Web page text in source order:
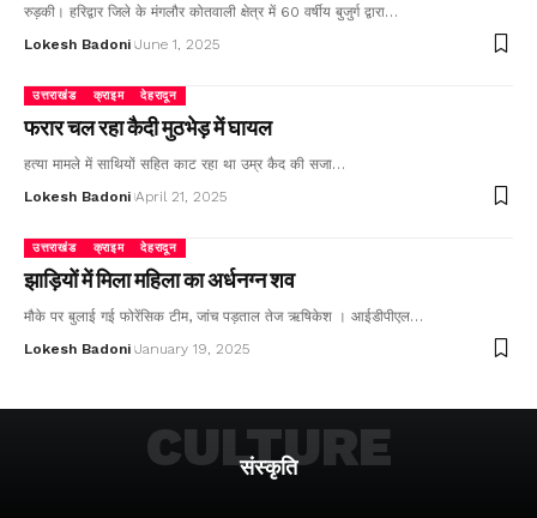
रुड़की। हरिद्वार जिले के मंगलौर कोतवाली क्षेत्र में 60 वर्षीय बुजुर्ग द्वारा…
Lokesh Badoni June 1, 2025
उत्तराखंड क्राइम देहरादून
फरार चल रहा कैदी मुठभेड़ में घायल
हत्या मामले में साथियों सहित काट रहा था उम्र कैद की सजा…
Lokesh Badoni April 21, 2025
उत्तराखंड क्राइम देहरादून
झाड़ियों में मिला महिला का अर्धनग्न शव
मौके पर बुलाई गई फोरेंसिक टीम, जांच पड़ताल तेज ऋषिकेश । आईडीपीएल…
Lokesh Badoni January 19, 2025
संस्कृति
CULTURE